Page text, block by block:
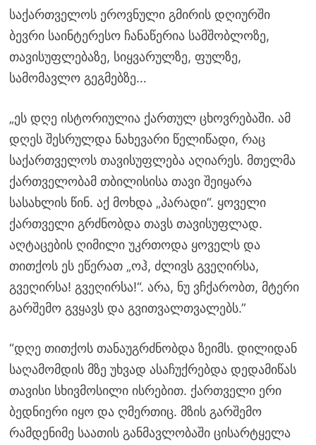
საქართველოს ეროვნული გმირის დღიურში
ბევრი საინტერესო ჩანაწერია სამშობლოზე,
თავისუფლებაზე, სიყვარულზე, ფულზე,
სამომავლო გეგმებზე…
„ეს დღე ისტორიულია ქართულ ცხოვრებაში. ამ
დღეს შესრულდა ნახევარი წელიწადი, რაც
საქართველოს თავისუფლება აღიარეს. მთელმა
ქართველობამ თბილისისა თავი შეიყარა
სასახლის წინ. აქ მოხდა „პარადი“. ყოველი
ქართველი გრძნობდა თავს თავისუფლად.
აღტაცების ღიმილი უკრთოდა ყოველს და
თითქოს ეს ეწერათ „ოჰ, ძლივს გვეღირსა,
გვეღირსა! გვეღირსა!“. არა, ნუ ვჩქარობთ, მტერი
გარშემო გვყავს და გვითვალთვალებს.”
“დღე თითქოს თანაუგრძნობდა ზეიმს. დილიდან
საღამომდის მზე უხვად ასაჩუქრებდა დედამიწას
თავისი სხივმოსილი ისრებით. ქართველი ერი
ბედნიერი იყო და ღმერთიც. მზის გარშემო
რამდენიმე საათის განმავლობაში ცისარტყელა